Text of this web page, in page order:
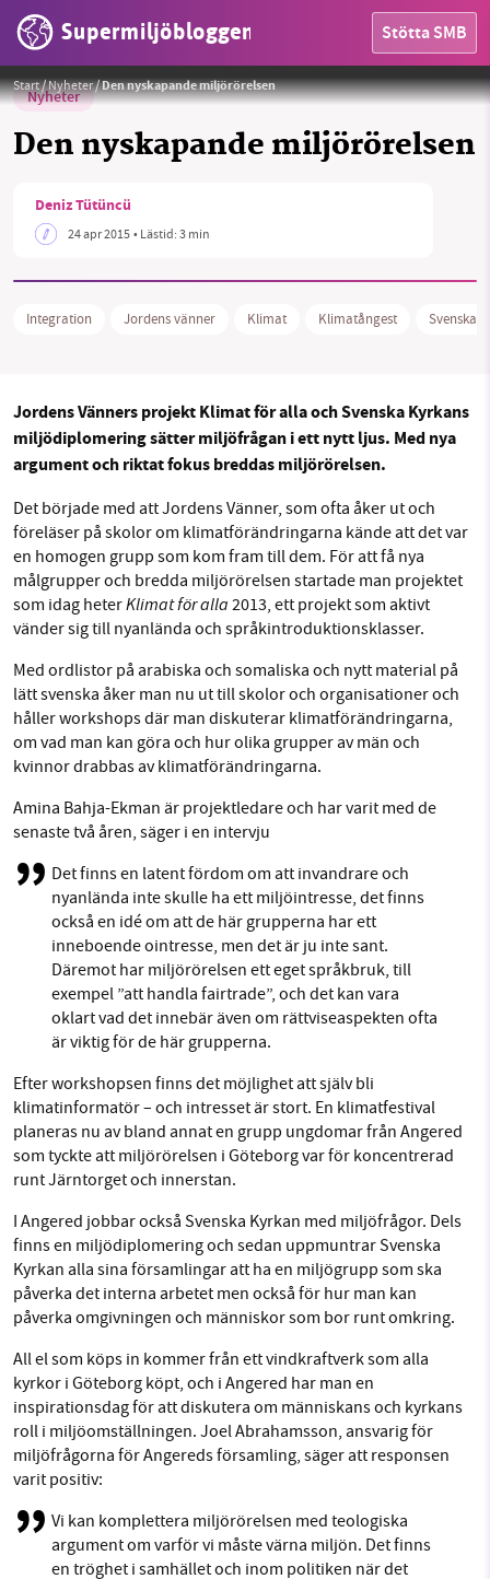
Supermiljöbloggen Stötta SMB
MILJÖFAKTA
Sök Sparade inlägg Tipsa oss
Facebook Instagram BlueSky
Threads LinkedIn
Start/Nyheter/Den nyskapande miljörörelsen
Nyheter
Den nyskapande miljörörelsen
Deniz Tütüncü
24 apr 2015• Lästid:3 min
Integration Jordens vänner Klimat Klimatångest Svenska
Jordens Vänners projekt Klimat för alla och Svenska Kyrkans
miljödiplomering sätter miljöfrågan i ett nytt ljus. Med nya
argument och riktat fokus breddas miljörörelsen.
Det började med att Jordens Vänner, som ofta åker ut och
föreläser på skolor om klimatförändringarna kände att det var
en homogen grupp som kom fram till dem. För att få nya
målgrupper och bredda miljörörelsen startade man projektet
som idag heterKlimat för alla 2013, ett projekt som aktivt
vänder sig till nyanlända och språkintroduktionsklasser.
Med ordlistor på arabiska och somaliska och nytt material på
lätt svenska åker man nu ut till skolor och organisationer och
håller workshops där man diskuterar klimatförändringarna,
om vad man kan göra och hur olika grupper av män och
kvinnor drabbas av klimatförändringarna.
Amina Bahja-Ekman är projektledare och har varit med de
senaste två åren, säger i en intervju
Det finns en latent fördom om att invandrare och
nyanlända inte skulle ha ett miljöintresse, det finns
också en idé om att de här grupperna har ett
inneboende ointresse, men det är ju inte sant.
Däremot har miljörörelsen ett eget språkbruk, till
exempel ”att handla fairtrade”, och det kan vara
oklart vad det innebär även om rättviseaspekten ofta
är viktig för de här grupperna.
Efter workshopsen finns det möjlighet att själv bli
klimatinformatör – och intresset är stort. En klimatfestival
planeras nu av bland annat en grupp ungdomar från Angered
som tyckte att miljörörelsen i Göteborg var för koncentrerad
runt Järntorget och innerstan.
I Angered jobbar också Svenska Kyrkan med miljöfrågor. Dels
finns en miljödiplomering och sedan uppmuntrar Svenska
Kyrkan alla sina församlingar att ha en miljögrupp som ska
påverka det interna arbetet men också för hur man kan
påverka omgivningen och människor som bor runt omkring.
All el som köps in kommer från ett vindkraftverk som alla
kyrkor i Göteborg köpt, och i Angered har man en
inspirationsdag för att diskutera om människans och kyrkans
roll i miljöomställningen. Joel Abrahamsson, ansvarig för
miljöfrågorna för Angereds församling, säger att responsen
varit positiv:
Vi kan komplettera miljörörelsen med teologiska
argument om varför vi måste värna miljön. Det finns
en tröghet i samhället och inom politiken när det
SMB kämpar för en hållbar framtid. Sedan
starten 2010 har vår ideella redaktion drivit
miljödebatten framåt genom
nyhetsbevakning och granskningar. Nu vill vi
utveckla vårt arbete – och vi hoppas att du
vill hjälpa oss.
Stötta vårt arbete genom att swisha en slant till
1231368703
Läs vad vi vill göra